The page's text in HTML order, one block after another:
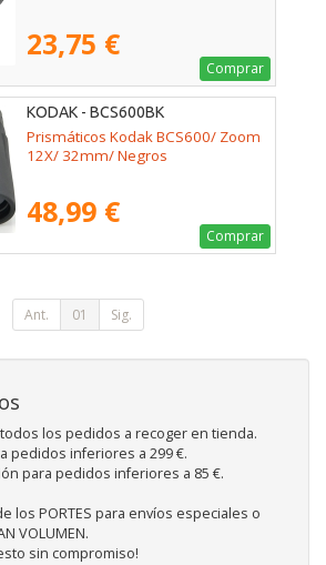
23,75 €
Comprar
KODAK - BCS600BK
Prismáticos Kodak BCS600/ Zoom
12X/ 32mm/ Negros
48,99 €
Comprar
Ant. 01 Sig.
todos los pedidos a recoger en tienda.
pedidos inferiores a 299 €.
para pedidos inferiores a 85 €.
los PORTES para envíos especiales o
VOLUMEN.
sin compromiso!